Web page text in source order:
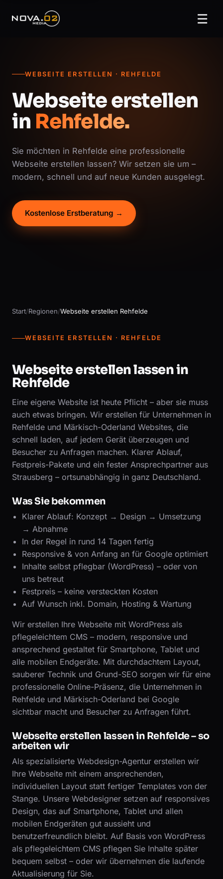
☰
WEBSEITE ERSTELLEN · REHFELDE
Webseite erstellen
in Rehfelde.
Sie möchten in Rehfelde eine professionelle
Webseite erstellen lassen? Wir setzen sie um –
modern, schnell und auf neue Kunden ausgelegt.
Kostenlose Erstberatung →
Start/Regionen/Webseite erstellen Rehfelde
WEBSEITE ERSTELLEN · REHFELDE
Webseite erstellen lassen in
Rehfelde
Eine eigene Website ist heute Pflicht – aber sie muss
auch etwas bringen. Wir erstellen für Unternehmen in
Rehfelde und Märkisch-Oderland Websites, die
schnell laden, auf jedem Gerät überzeugen und
Besucher zu Anfragen machen. Klarer Ablauf,
Festpreis-Pakete und ein fester Ansprechpartner aus
Strausberg – ortsunabhängig in ganz Deutschland.
Was Sie bekommen
Klarer Ablauf: Konzept → Design → Umsetzung
→ Abnahme
In der Regel in rund 14 Tagen fertig
Responsive & von Anfang an für Google optimiert
Inhalte selbst pflegbar (WordPress) – oder von
uns betreut
Festpreis – keine versteckten Kosten
Auf Wunsch inkl. Domain, Hosting & Wartung
Wir erstellen Ihre Webseite mit WordPress als
pflegeleichtem CMS – modern, responsive und
ansprechend gestaltet für Smartphone, Tablet und
alle mobilen Endgeräte. Mit durchdachtem Layout,
sauberer Technik und Grund-SEO sorgen wir für eine
professionelle Online-Präsenz, die Unternehmen in
Rehfelde und Märkisch-Oderland bei Google
sichtbar macht und Besucher zu Anfragen führt.
Webseite erstellen lassen in Rehfelde – so
arbeiten wir
Als spezialisierte Webdesign-Agentur erstellen wir
Ihre Webseite mit einem ansprechenden,
individuellen Layout statt fertiger Templates von der
Stange. Unsere Webdesigner setzen auf responsives
Design, das auf Smartphone, Tablet und allen
mobilen Endgeräten gut aussieht und
benutzerfreundlich bleibt. Auf Basis von WordPress
als pflegeleichtem CMS pflegen Sie Inhalte später
bequem selbst – oder wir übernehmen die laufende
Aktualisierung für Sie.